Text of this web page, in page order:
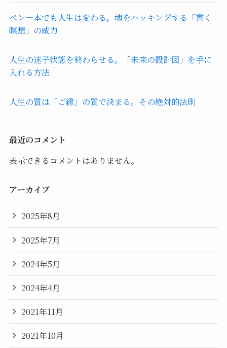
ペン一本でも人生は変わる。魂をハッキングする「書く
瞑想」の威力
人生の迷子状態を終わらせる。「未来の設計図」を手に
入れる方法
人生の質は「ご縁」の質で決まる。その絶対的法則
最近のコメント
表示できるコメントはありません。
アーカイブ
2025年8月
2025年7月
2024年5月
2024年4月
2021年11月
2021年10月